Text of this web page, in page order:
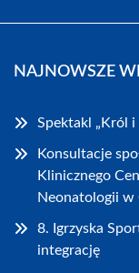
NAJNOWSZE
Spektakl „Król
Konsultacje
Klinicznego
Neonatologii w
8. Igrzyska
integrację